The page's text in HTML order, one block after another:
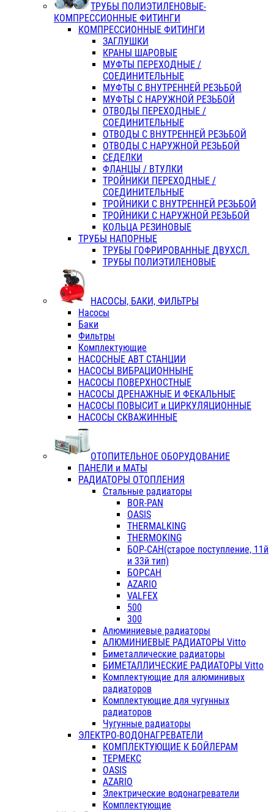
ТРУБЫ ПОЛИЭТИЛЕНОВЫЕ-
КОМПРЕССИОННЫЕ ФИТИНГИ
КОМПРЕССИОННЫЕ ФИТИНГИ
ЗАГЛУШКИ
КРАНЫ ШАРОВЫЕ
МУФТЫ ПЕРЕХОДНЫЕ /
СОЕДИНИТЕЛЬНЫЕ
МУФТЫ С ВНУТРЕННЕЙ РЕЗЬБОЙ
МУФТЫ С НАРУЖНОЙ РЕЗЬБОЙ
ОТВОДЫ ПЕРЕХОДНЫЕ /
СОЕДИНИТЕЛЬНЫЕ
ОТВОДЫ С ВНУТРЕННЕЙ РЕЗЬБОЙ
ОТВОДЫ С НАРУЖНОЙ РЕЗЬБОЙ
СЕДЕЛКИ
ФЛАНЦЫ / ВТУЛКИ
ТРОЙНИКИ ПЕРЕХОДНЫЕ /
СОЕДИНИТЕЛЬНЫЕ
ТРОЙНИКИ С ВНУТРЕННЕЙ РЕЗЬБОЙ
ТРОЙНИКИ С НАРУЖНОЙ РЕЗЬБОЙ
КОЛЬЦА РЕЗИНОВЫЕ
ТРУБЫ НАПОРНЫЕ
ТРУБЫ ГОФРИРОВАННЫЕ ДВУХСЛ.
ТРУБЫ ПОЛИЭТИЛЕНОВЫЕ
НАСОСЫ, БАКИ, ФИЛЬТРЫ
Насосы
Баки
Фильтры
Комплектующие
НАСОСНЫЕ АВТ СТАНЦИИ
НАСОСЫ ВИБРАЦИОННЫНЕ
НАСОСЫ ПОВЕРХНОСТНЫЕ
НАСОСЫ ДРЕНАЖНЫЕ И ФЕКАЛЬНЫЕ
НАСОСЫ ПОВЫСИТ и ЦИРКУЛЯЦИОННЫЕ
НАСОСЫ СКВАЖИННЫЕ
ОТОПИТЕЛЬНОЕ ОБОРУДОВАНИЕ
ПАНЕЛИ и МАТЫ
РАДИАТОРЫ ОТОПЛЕНИЯ
Стальные радиаторы
BOR-PAN
OASIS
THERMALKING
THERMOKING
БОР-САН(старое поступление, 11й
и 33й тип)
БОРСАН
AZARIO
VALFEX
500
300
Алюминиевые радиаторы
АЛЮМИНИЕВЫЕ РАДИАТОРЫ Vitto
Биметаллические радиаторы
БИМЕТАЛЛИЧЕСКИЕ РАДИАТОРЫ Vitto
Комплектующие для алюминивых
радиаторов
Комплектующие для чугунных
радиаторов
Чугунные радиаторы
ЭЛЕКТРО-ВОДОНАГРЕВАТЕЛИ
КОМПЛЕКТУЮЩИЕ К БОЙЛЕРАМ
ТЕРМЕКС
OASIS
AZARIO
Электрические водонагреватели
Комплектующие